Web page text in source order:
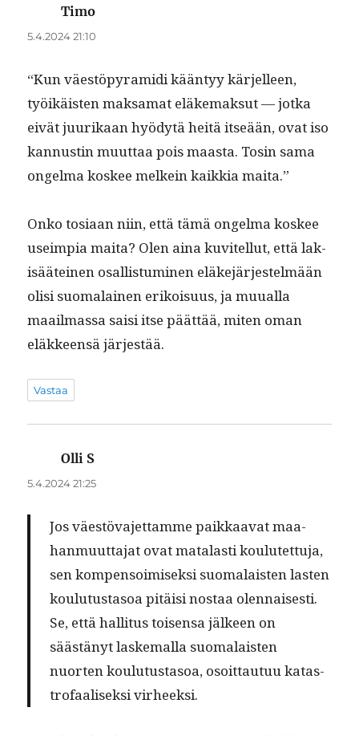
Timo
5.4.2024 21:10
“Kun väestöpyra­mi­di kään­tyy kär­jelleen,
työikäis­ten mak­samat eläke­mak­sut — jot­ka
eivät juurikaan hyödytä heitä itseään, ovat iso
kan­nustin muut­taa pois maas­ta. Tosin sama
ongel­ma kos­kee melkein kaikkia maita.”
Onko tosi­aan niin, että tämä ongel­ma kos­kee
useimpia mai­ta? Olen aina kuvitel­lut, että lak­
isääteinen osal­lis­tu­mi­nen eläke­jär­jestelmään
olisi suo­ma­lainen erikoisu­us, ja muual­la
maail­mas­sa saisi itse päät­tää, miten oman
eläk­keen­sä järjestää.
Vastaa
Olli S
5.4.2024 21:25
Jos väestö­va­jet­tamme paikkaa­vat maa­
han­muut­ta­jat ovat mata­lasti koulutet­tu­ja,
sen kom­pen­soimisek­si suo­ma­lais­ten las­ten
koulu­tus­ta­soa pitäisi nos­taa olen­nais­es­ti.
Se, että hal­li­tus toisen­sa jäl­keen on
säästänyt laske­mal­la suo­ma­lais­ten
nuorten koulu­tus­ta­soa, osoit­tau­tuu katas­
tro­faalisek­si virheeksi.